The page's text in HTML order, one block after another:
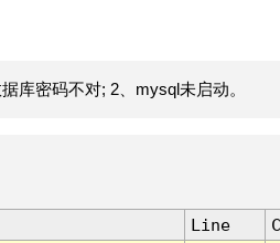
库密码不对; 2、mysql未启动。
Line